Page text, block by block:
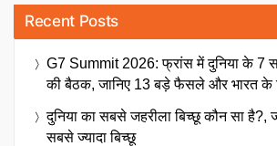
Recent Posts
G7 Summit 2026: फ्रांस में दुनिया के 7
की बैठक, जानिए 13 बड़े फैसले और भारत के
दुनिया का सबसे जहरीला बिच्छू कौन सा है?,
सबसे ज्यादा बिच्छू